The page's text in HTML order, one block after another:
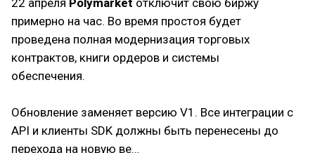
22 апреля Polymarket отключит свою биржу
примерно на час. Во время простоя будет
проведена полная модернизация торговых
контрактов, книги ордеров и системы
обеспечения.
Обновление заменяет версию V1. Все интеграции с
API и клиенты SDK должны быть перенесены до
перехода на новую ве…